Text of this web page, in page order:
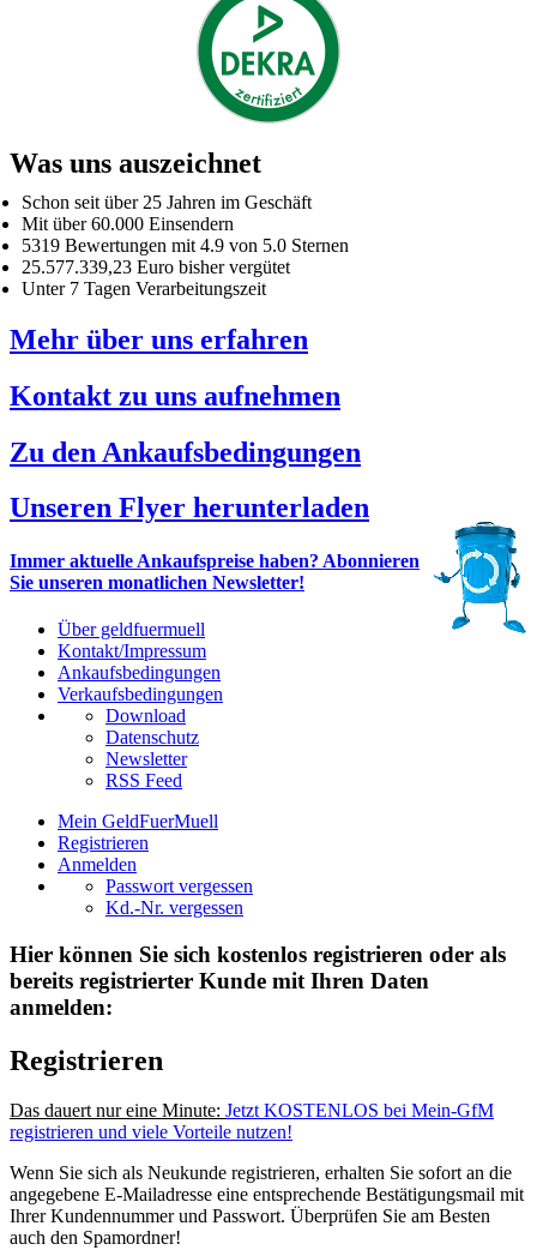
Was uns auszeichnet
Schon seit über 25 Jahren im Geschäft
Mit über 60.000 Einsendern
5319 Bewertungen mit 4.9 von 5.0 Sternen
25.577.339,23 Euro bisher vergütet
Unter 7 Tagen Verarbeitungszeit
Mehr über uns erfahren
Kontakt zu uns aufnehmen
Zu den Ankaufsbedingungen
Unseren Flyer herunterladen
Immer aktuelle Ankaufspreise haben? Abonnieren
Sie unseren monatlichen Newsletter!
Über geldfuermuell
Kontakt/Impressum
Ankaufsbedingungen
Verkaufsbedingungen
Download
Datenschutz
Newsletter
RSS Feed
Mein GeldFuerMuell
Registrieren
Anmelden
Passwort vergessen
Kd.-Nr. vergessen
Hier können Sie sich kostenlos registrieren oder als
bereits registrierter Kunde mit Ihren Daten
anmelden:
Registrieren
Das dauert nur eine Minute: Jetzt KOSTENLOS bei Mein-GfM
registrieren und viele Vorteile nutzen!
Wenn Sie sich als Neukunde registrieren, erhalten Sie sofort an die
angegebene E-Mailadresse eine entsprechende Bestätigungsmail mit
Ihrer Kundennummer und Passwort. Überprüfen Sie am Besten
auch den Spamordner!